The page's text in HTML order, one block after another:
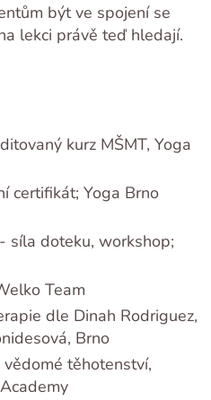
být ve spojení se
lekci právě teď hledají.
kurz MŠMT, Yoga
certifikát; Yoga Brno
síla doteku, workshop;
Team
dle Dinah Rodriguez,
Brno
vědomé těhotenství,